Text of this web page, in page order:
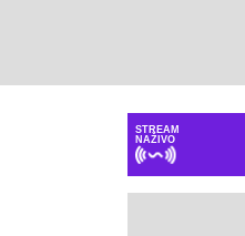
STREAM
NAŽIVO